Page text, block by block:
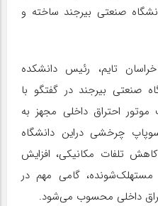
صنعتی بیرجند ساخته و
تایم، رئیس دانشکده
صنعتی بیرجند در گفتگو با
احتراق داخلی مجهز به
سوپاپ چرخشی دراین دانشگاه
تلفات مکانیکی، افزایش
گامی مهم در
داخلی محسوب می‌شود.